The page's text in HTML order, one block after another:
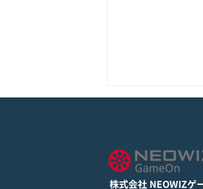
けて正式リリー
詳しくは下記PDF
い。 【ゲームオン
ース】 モバイル新
株式会社 NEOWIZゲ